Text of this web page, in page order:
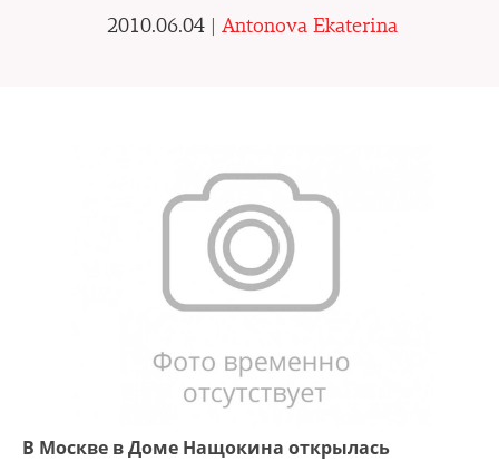
2010.06.04 | Antonova Ekaterina
В Москве в Доме Нащокина открылась